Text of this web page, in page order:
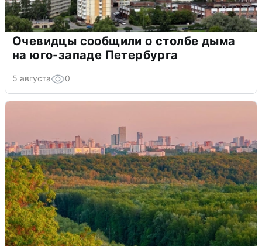
Очевидцы сообщили о столбе дыма
на юго-западе Петербурга
5 августа 0